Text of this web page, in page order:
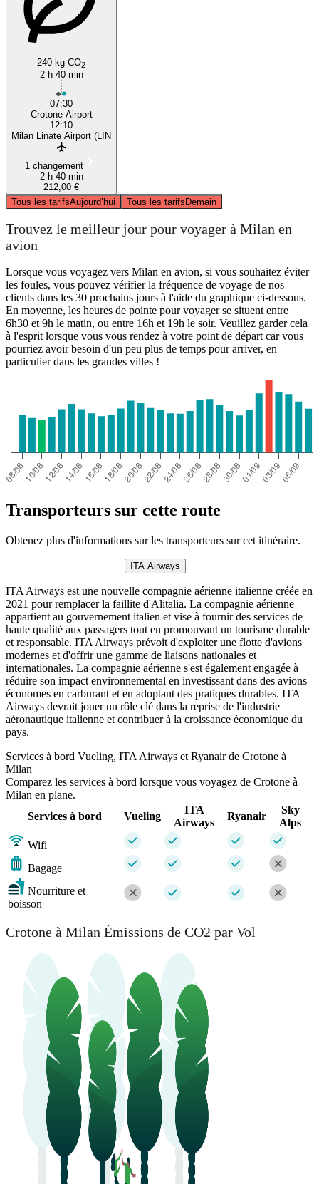
240 kg CO2
2 h 40 min
07:30
Crotone Airport
12:10
Milan Linate Airport (LIN
1 changement
2 h 40 min
212,00 €
Tous les tarifsAujourd’hui Tous les tarifsDemain
Trouvez le meilleur jour pour voyager à Milan en
avion
Lorsque vous voyagez vers Milan en avion, si vous souhaitez éviter
les foules, vous pouvez vérifier la fréquence de voyage de nos
clients dans les 30 prochains jours à l'aide du graphique ci-dessous.
En moyenne, les heures de pointe pour voyager se situent entre
6h30 et 9h le matin, ou entre 16h et 19h le soir. Veuillez garder cela
à l'esprit lorsque vous vous rendez à votre point de départ car vous
pourriez avoir besoin d'un peu plus de temps pour arriver, en
particulier dans les grandes villes !
Transporteurs sur cette route
Obtenez plus d'informations sur les transporteurs sur cet itinéraire.
ITA Airways
ITA Airways est une nouvelle compagnie aérienne italienne créée en
2021 pour remplacer la faillite d'Alitalia. La compagnie aérienne
appartient au gouvernement italien et vise à fournir des services de
haute qualité aux passagers tout en promouvant un tourisme durable
et responsable. ITA Airways prévoit d'exploiter une flotte d'avions
modernes et d'offrir une gamme de liaisons nationales et
internationales. La compagnie aérienne s'est également engagée à
réduire son impact environnemental en investissant dans des avions
économes en carburant et en adoptant des pratiques durables. ITA
Airways devrait jouer un rôle clé dans la reprise de l'industrie
aéronautique italienne et contribuer à la croissance économique du
pays.
Services à bord Vueling, ITA Airways et Ryanair de Crotone à
Milan
Comparez les services à bord lorsque vous voyagez de Crotone à
Milan en plane.
Services à bord
Vueling
ITA
Airways
Ryanair
Sky
Alps
Wifi
Bagage
Nourriture et
boisson
Crotone à Milan Émissions de CO2 par Vol